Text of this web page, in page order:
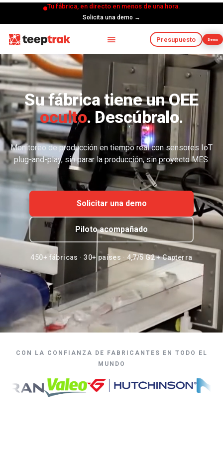
Tu fábrica, en directo en menos de una hora.
Solicita una demo →
Presupuesto Demo
Su fábrica tiene un OEE
oculto. Descúbralo.
Monitoreo de producción en tiempo real con sensores IoT
plug-and-play, sin parar la producción, sin proyecto MES.
Solicitar una demo
Piloto acompañado
450+ fábricas · 30+ países · 4,7/5 G2 + Capterra
CON LA CONFIANZA DE FABRICANTES EN TODO EL
MUNDO